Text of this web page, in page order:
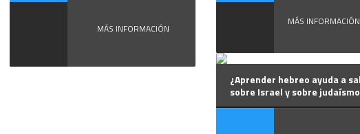
MÁS INFORMACIÓN
MÁS INFORMACIÓN
¿Aprender hebreo ayuda a
sobre Israel y sobre